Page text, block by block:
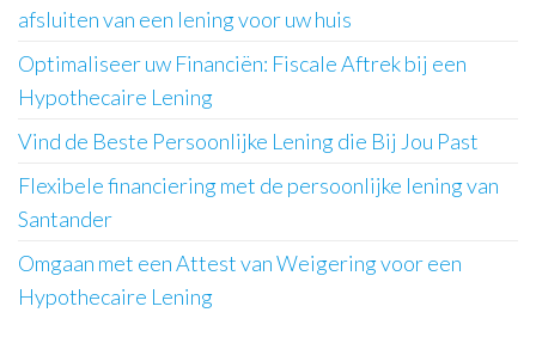
afsluiten van een lening voor uw huis
Optimaliseer uw Financiën: Fiscale Aftrek bij een
Hypothecaire Lening
Vind de Beste Persoonlijke Lening die Bij Jou Past
Flexibele financiering met de persoonlijke lening van
Santander
Omgaan met een Attest van Weigering voor een
Hypothecaire Lening